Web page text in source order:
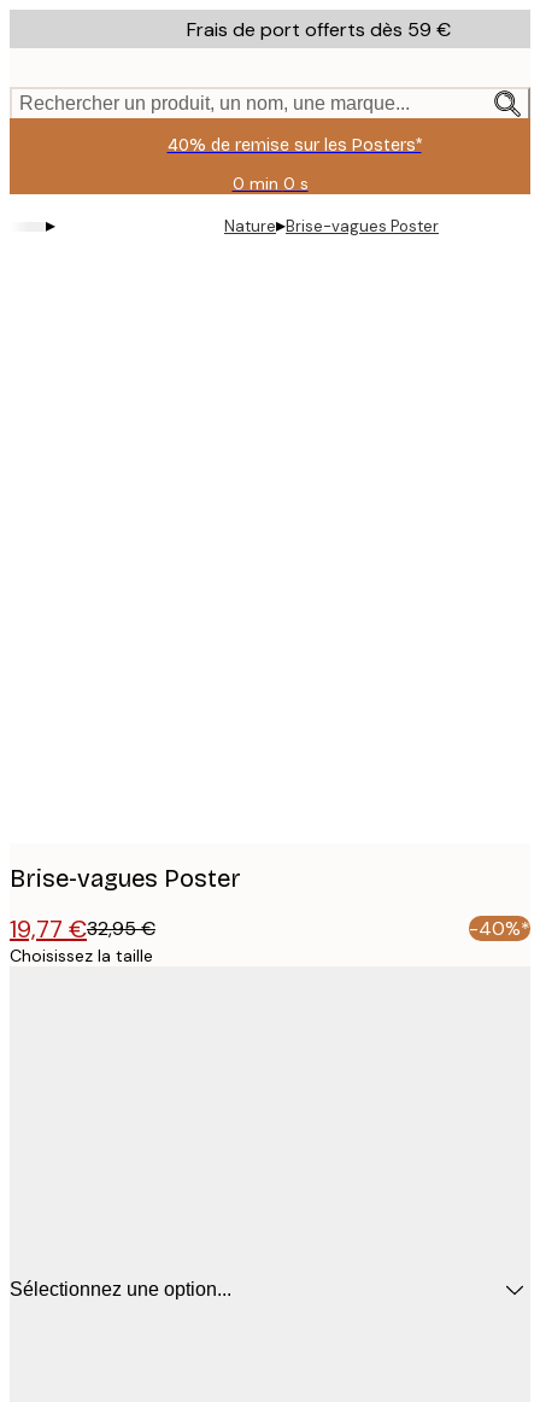
to
content.
Frais de port offerts dès 59 €
Rechercher un produit, un nom, une marque...
40% de remise sur les Posters*
0 min 0 s
Valable
jusqu'au
:
▸ Nature▸Brise-vagues Poster
Brise-vagues Poster
19,77 €32,95 € -40%*
Choisissez la taille
Sélectionnez une option...